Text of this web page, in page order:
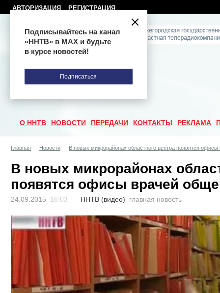
АВТОРИЗАЦИЯ РЕГИСТРАЦИЯ
О ННТВ НОВОСТИ ПЕРЕДАЧИ КОНТАКТЫ РЕКЛАМА
Главная — Новости — В новых микрорайонах областного центра появятся офисы
В новых микрорайонах
появятся офисы врачей
24.09.2015 16:03 — ННТВ (видео) главная новость
Подписывайтесь на канал
«ННТВ» в МАХ и будьте
в курсе новостей!
Подписаться